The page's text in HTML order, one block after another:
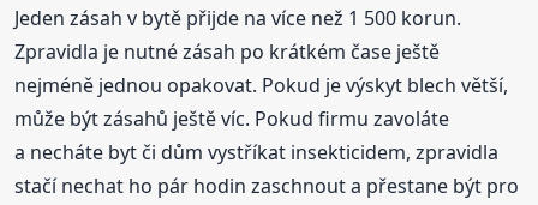
Jeden zásah v bytě přijde na více než 1 500 korun.
Zpravidla je nutné zásah po krátkém čase ještě
nejméně jednou opakovat. Pokud je výskyt blech větší,
může být zásahů ještě víc. Pokud firmu zavoláte
a necháte byt či dům vystříkat insekticidem, zpravidla
stačí nechat ho pár hodin zaschnout a přestane být pro